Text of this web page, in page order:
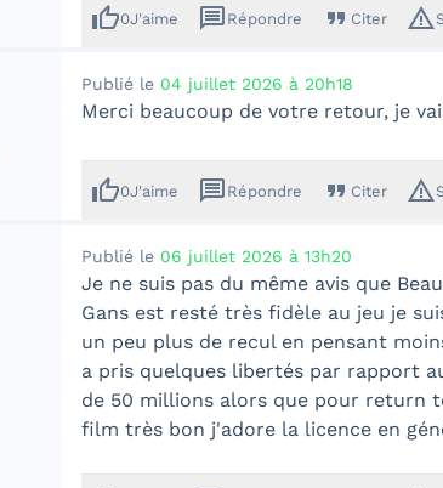
thumb_up0J'aime message Répondre format_quote Citer warning_amber
Publié le 04 juillet 2026 à 20h18
Merci beaucoup de votre retour, je
thumb_up0J'aime message Répondre format_quote Citer warning_amber
Publié le 06 juillet 2026 à 13h20
Je ne suis pas du même avis que
Gans est resté très fidèle au jeu je
un peu plus de recul en pensant
a pris quelques libertés par rapport
de 50 millions alors que pour return
film très bon j'adore la licence en